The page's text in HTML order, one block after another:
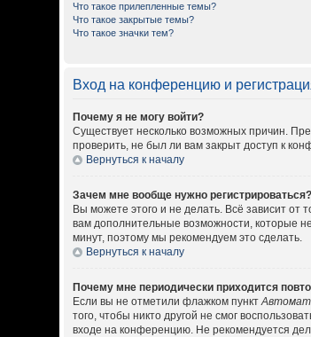
Что такое прилепленные темы?
Что такое закрытые темы?
Что такое значки тем?
Вход на конференцию и
Почему я не могу войти?
Существует несколько возможных причин.
проверить, не был ли вам закрыт доступ к
Вернуться к началу
Зачем мне вообще нужно регистрироваться?
Вы можете этого и не делать. Всё зависит
вам дополнительные возможности, которые
минут, поэтому мы рекомендуем это сделать.
Вернуться к началу
Почему мне периодически приходится
Если вы не отметили флажком пункт
того, чтобы никто другой не смог
входе на конференцию. Не рекомендуется